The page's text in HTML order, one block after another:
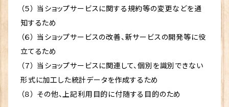
（５） 当ショップサービスに関する規約等の変更などを通
知するため
（６） 当ショップサービスの改善、新サービスの開発等に役
立てるため
（７） 当ショップサービスに関連して、個別を識別できない
形式に加工した統計データを作成するため
（８） その他、上記利用目的に付随する目的のため